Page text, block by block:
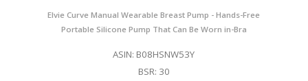
Elvie Curve Manual Wearable Breast Pump - Hands-Free
Portable Silicone Pump That Can Be Worn in-Bra
ASIN: B08HSNW53Y
BSR: 30